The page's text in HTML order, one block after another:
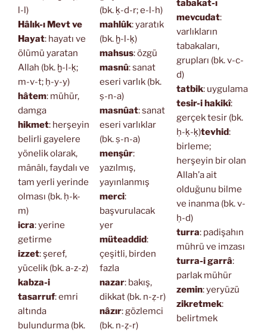
l-l)
Hâlık-ı Mevt ve
Hayat: hayatı ve
ölümü yaratan
Allah (bk. ḫ-l-ḳ;
m-v-t; ḥ-y-y)
hâtem: mühür,
damga
hikmet: herşeyin
belirli gayelere
yönelik olarak,
mânâlı, faydalı ve
tam yerli yerinde
olması (bk. ḥ-k-
m)
icra: yerine
getirme
izzet: şeref,
yücelik (bk. a-z-z)
kabza-i
tasarruf: emri
altında
bulundurma (bk.
(bk. ḳ-d-r; e-l-h)
mahlûk: yaratık
(bk. ḫ-l-ḳ)
mahsus: özgü
masnû: sanat
eseri varlık (bk.
ṣ-n-a)
masnûat: sanat
eseri varlıklar
(bk. ṣ-n-a)
menşûr:
yazılmış,
yayınlanmış
merci:
başvurulacak
yer
müteaddid:
çeşitli, birden
fazla
nazar: bakış,
dikkat (bk. n-ẓ-r)
nâzır: gözlemci
(bk. n-ẓ-r)
tabakat-ı
mevcudat:
varlıkların
tabakaları,
grupları (bk. v-c-
d)
tatbik: uygulama
tesir-i hakikî:
gerçek tesir (bk.
ḥ-ḳ-ḳ)tevhid:
birleme;
herşeyin bir olan
Allah’a ait
olduğunu bilme
ve inanma (bk. v-
ḥ-d)
turra: padişahın
mührü ve imzası
turra-i garrâ:
parlak mühür
zemin: yeryüzü
zikretmek:
belirtmek